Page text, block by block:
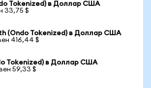
Tokenized) в Доллар США
33,75 $
(Ondo Tokenized) в Доллар США
416,44 $
Tokenized) в Доллар США
59,33 $